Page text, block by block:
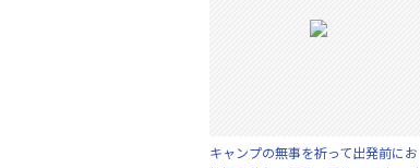
キャンプの無事を祈って出発前にお